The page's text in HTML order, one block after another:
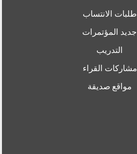
طلبات الانتساب
جديد المؤتمرات
التدريب
مشاركات القراء
مواقع صديقة